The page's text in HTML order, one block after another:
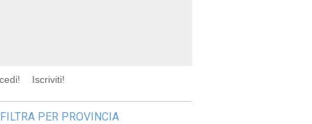
Iscriviti!
FILTRA PER PROVINCIA